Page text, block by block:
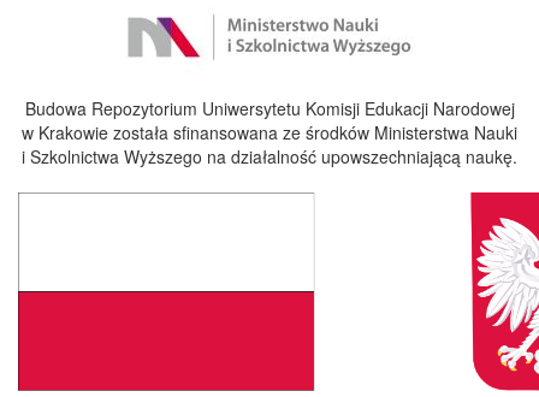
Budowa Repozytorium Uniwersytetu Komisji Edukacji Narodowej
w Krakowie została sfinansowana ze środków Ministerstwa Nauki
i Szkolnictwa Wyższego na działalność upowszechniającą naukę.